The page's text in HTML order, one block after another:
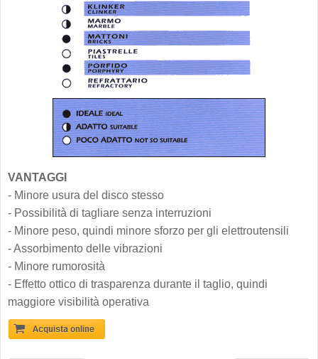
VANTAGGI
- Minore usura del disco stesso
- Possibilità di tagliare senza interruzioni
- Minore peso, quindi minore sforzo per gli elettroutensili
- Assorbimento delle vibrazioni
- Minore rumorosità
- Effetto ottico di trasparenza durante il taglio, quindi
maggiore visibilità operativa